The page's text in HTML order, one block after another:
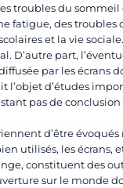
troubles du
fatigue, des troubles
et la vie
D’autre part,
par les écrans
l’objet d’études
pas de
d’être
utilisés, les écrans,
constituent des
sur le monde